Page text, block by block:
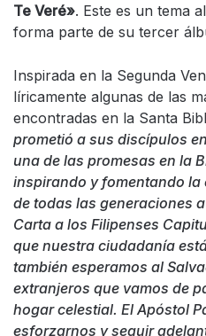
Te Veré». Este es un tema
forma parte de su tercer
Inspirada en la Segunda
líricamente algunas de las
encontradas en la Santa
prometió a sus discípulos
una de las promesas en la
inspirando y fomentando la
de todas las generaciones
Carta a los Filipenses
que nuestra ciudadanía
también esperamos al
extranjeros que vamos de
hogar celestial. El Apóstol
esforzarnos y seguir